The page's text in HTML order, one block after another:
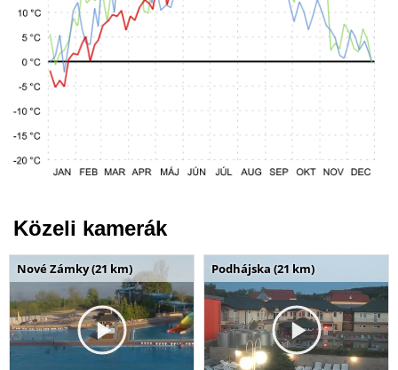
Közeli kamerák
Nové Zámky (21 km) Podhájska (21 km)